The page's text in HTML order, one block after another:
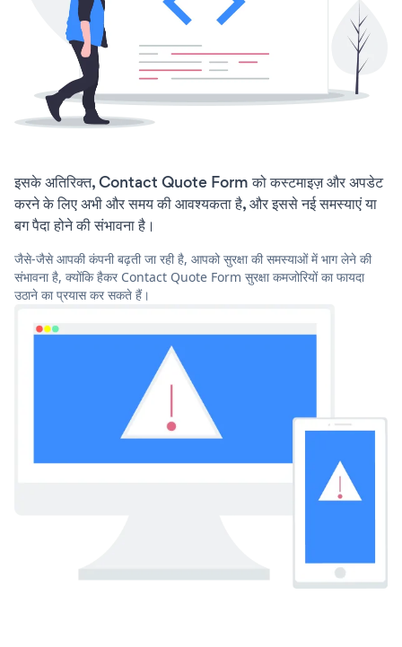
इसके अतिरिक्त, Contact Quote Form को कस्टमाइज़ और अपडेट
करने के लिए अभी और समय की आवश्यकता है, और इससे नई समस्याएं या
बग पैदा होने की संभावना है।
जैसे-जैसे आपकी कंपनी बढ़ती जा रही है, आपको सुरक्षा की समस्याओं में भाग लेने की
संभावना है, क्योंकि हैकर Contact Quote Form सुरक्षा कमजोरियों का फायदा
उठाने का प्रयास कर सकते हैं।